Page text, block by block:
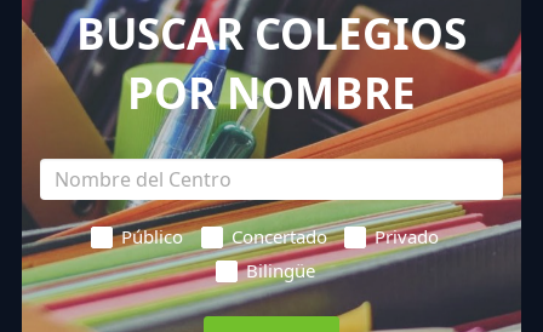
BUSCAR COLEGIOS
POR NOMBRE
Público Concertado
Privado
Bilingüe